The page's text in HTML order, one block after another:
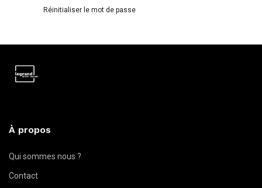
Réinitialiser le mot de passe
À propos
Qui sommes nous ?
Contact